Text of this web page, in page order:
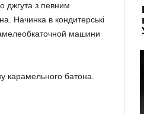
джгута з певним
Начинка в кондитерські
машини
карамельного батона.